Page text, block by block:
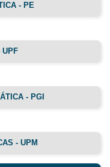
- PE
UPF
- PGI
- UPM